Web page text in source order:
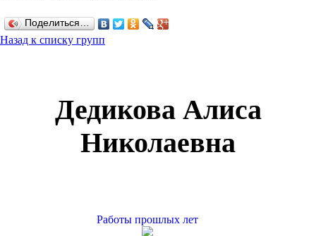
Поделиться…
Назад к списку групп
Дедикова Алиса
Николаевна
Работы прошлых лет